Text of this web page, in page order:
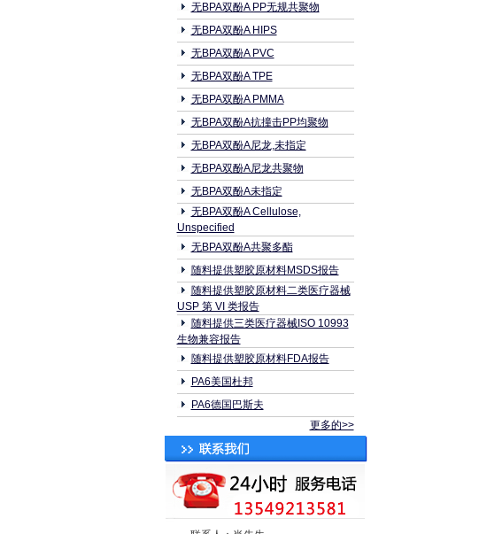
无BPA双酚A PP无规共聚物
无BPA双酚A HIPS
无BPA双酚A PVC
无BPA双酚A TPE
无BPA双酚A PMMA
无BPA双酚A抗撞击PP均聚物
无BPA双酚A尼龙,未指定
无BPA双酚A尼龙共聚物
无BPA双酚A未指定
无BPA双酚A Cellulose,
Unspecified
无BPA双酚A共聚多酯
随料提供塑胶原材料MSDS报告
随料提供塑胶原材料二类医疗器械
USP 第 VI 类报告
随料提供三类医疗器械ISO 10993
生物兼容报告
随料提供塑胶原材料FDA报告
PA6美国杜邦
PA6德国巴斯夫
更多的>>